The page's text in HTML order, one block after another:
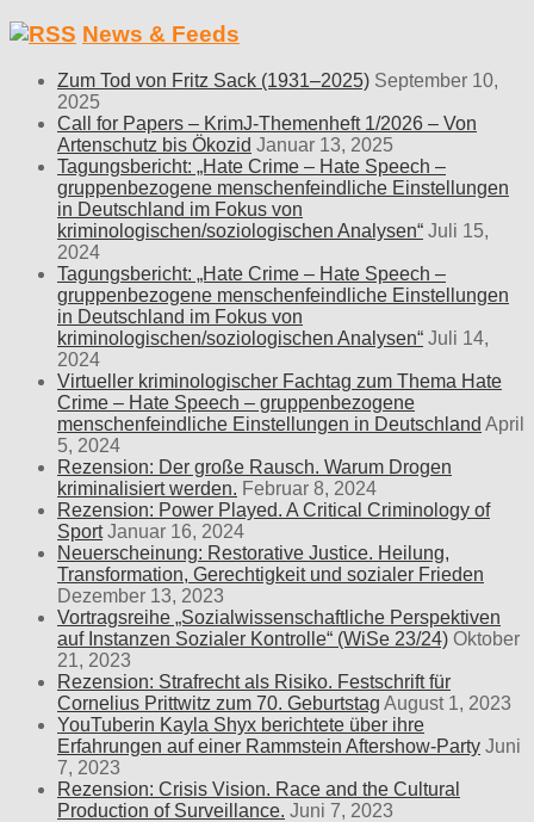
News & Feeds
Zum Tod von Fritz Sack (1931–2025) September 10,
2025
Call for Papers – KrimJ-Themenheft 1/2026 – Von
Artenschutz bis Ökozid Januar 13, 2025
Tagungsbericht: „Hate Crime – Hate Speech –
gruppenbezogene menschenfeindliche Einstellungen
in Deutschland im Fokus von
kriminologischen/soziologischen Analysen“ Juli 15,
2024
Tagungsbericht: „Hate Crime – Hate Speech –
gruppenbezogene menschenfeindliche Einstellungen
in Deutschland im Fokus von
kriminologischen/soziologischen Analysen“ Juli 14,
2024
Virtueller kriminologischer Fachtag zum Thema Hate
Crime – Hate Speech – gruppenbezogene
menschenfeindliche Einstellungen in Deutschland April
5, 2024
Rezension: Der große Rausch. Warum Drogen
kriminalisiert werden. Februar 8, 2024
Rezension: Power Played. A Critical Criminology of
Sport Januar 16, 2024
Neuerscheinung: Restorative Justice. Heilung,
Transformation, Gerechtigkeit und sozialer Frieden
Dezember 13, 2023
Vortragsreihe „Sozialwissenschaftliche Perspektiven
auf Instanzen Sozialer Kontrolle“ (WiSe 23/24) Oktober
21, 2023
Rezension: Strafrecht als Risiko. Festschrift für
Cornelius Prittwitz zum 70. Geburtstag August 1, 2023
YouTuberin Kayla Shyx berichtete über ihre
Erfahrungen auf einer Rammstein Aftershow-Party Juni
7, 2023
Rezension: Crisis Vision. Race and the Cultural
Production of Surveillance. Juni 7, 2023